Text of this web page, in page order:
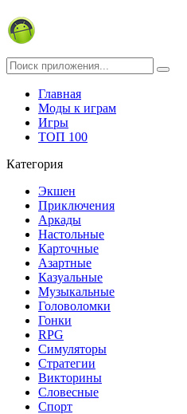
Главная
Моды к играм
Игры
ТОП 100
Категория
Экшен
Приключения
Аркады
Настольные
Карточные
Азартные
Казуальные
Музыкальные
Головоломки
Гонки
RPG
Симуляторы
Стратегии
Викторины
Словесные
Спорт